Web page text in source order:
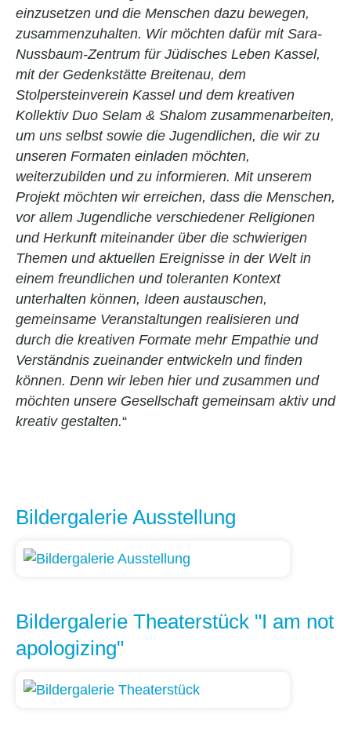
einzusetzen und die Menschen dazu bewegen,
zusammenzuhalten. Wir möchten dafür mit Sara-
Nussbaum-Zentrum für Jüdisches Leben Kassel,
mit der Gedenkstätte Breitenau, dem
Stolpersteinverein Kassel und dem kreativen
Kollektiv Duo Selam & Shalom zusammenarbeiten,
um uns selbst sowie die Jugendlichen, die wir zu
unseren Formaten einladen möchten,
weiterzubilden und zu informieren. Mit unserem
Projekt möchten wir erreichen, dass die Menschen,
vor allem Jugendliche verschiedener Religionen
und Herkunft miteinander über die schwierigen
Themen und aktuellen Ereignisse in der Welt in
einem freundlichen und toleranten Kontext
unterhalten können, Ideen austauschen,
gemeinsame Veranstaltungen realisieren und
durch die kreativen Formate mehr Empathie und
Verständnis zueinander entwickeln und finden
können. Denn wir leben hier und zusammen und
möchten unsere Gesellschaft gemeinsam aktiv und
kreativ gestalten.“
Bildergalerie Ausstellung
Bildergalerie Theaterstück "I am not
apologizing"